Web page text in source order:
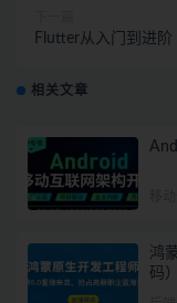
Flutter从入门到进阶
相关文章
鸿
码）